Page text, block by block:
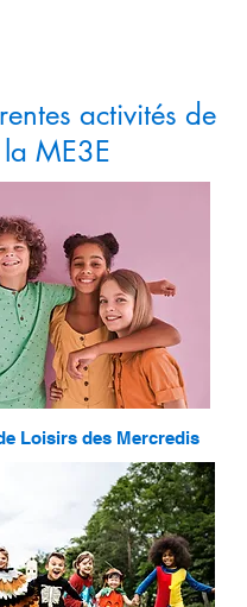
activités de
la ME3E
Loisirs des Mercredis